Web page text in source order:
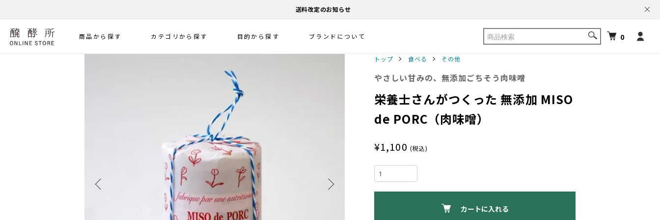
送料改定のお知らせ
商品から探す カテゴリから探す 目的から探す ブランドについて 0
トップ 食べる その他
やさしい甘みの、無添加ごちそう肉味噌
栄養士さんがつくった 無添加 MISO
de PORC（肉味噌）
¥1,100 (税込)
カートに入れる